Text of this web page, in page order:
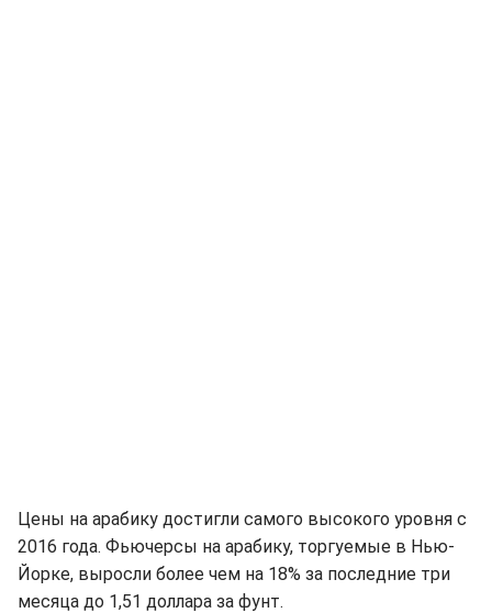
Цены на арабику достигли самого высокого уровня с
2016 года. Фьючерсы на арабику, торгуемые в Нью-
Йорке, выросли более чем на 18% за последние три
месяца до 1,51 доллара за фунт.